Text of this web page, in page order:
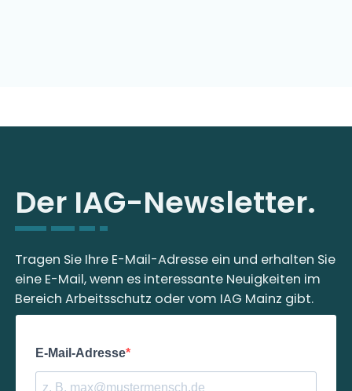
Der IAG-Newsletter.
Tragen Sie Ihre E-Mail-Adresse ein und erhalten Sie
eine E-Mail, wenn es interessante Neuigkeiten im
Bereich Arbeitsschutz oder vom IAG Mainz gibt.